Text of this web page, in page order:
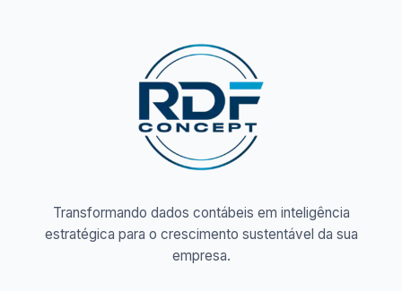
Transformando dados contábeis em inteligência
estratégica para o crescimento sustentável da sua
empresa.